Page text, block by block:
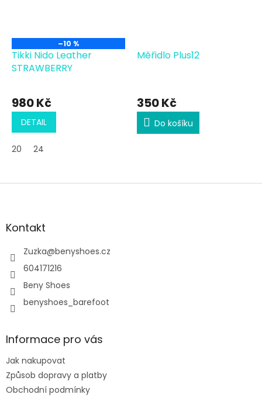
–10 %
Tikki Nido Leather
STRAWBERRY
980 Kč
DETAIL
20 24
Měřidlo Plus12
350 Kč
Do košíku
Z
aKontakt
Zuzka@benyshoes.cz
604171216
Beny Shoes
benyshoes_barefoot
Informace pro vás
Jak nakupovat
Způsob dopravy a platby
Obchodní podmínky